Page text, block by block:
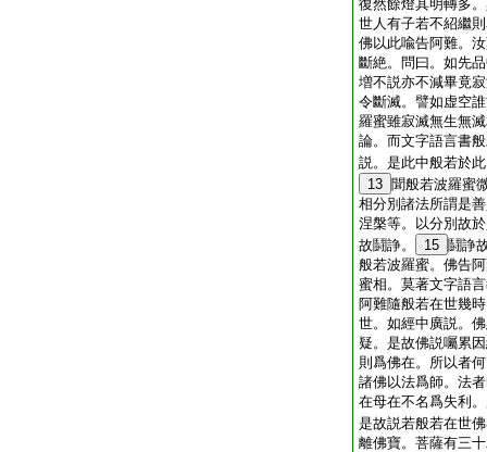
復然餘燈其明轉多
世人有子若不紹繼
佛以此喩告阿難。
斷絶。問曰。如先
増不説亦不減畢竟
令斷滅。譬如虚空
羅蜜雖寂滅無生無
論。而文字語言書
説。是此中般若於
13 聞般若波羅蜜
相分別諸法所謂是
涅槃等。以分別故
故鬪諍。
15 鬪諍
般若波羅蜜。佛告
蜜相。莫著文字語
阿難隨般若在世幾
世。如經中廣説。
疑。是故佛説囑累
則爲佛在。所以者
諸佛以法爲師。法
在母在不名爲失利
是故説若般若在世
離佛寶。菩薩有三